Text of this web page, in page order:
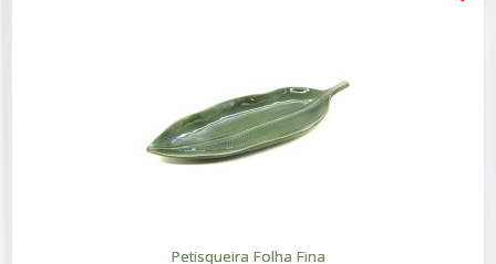
Petisqueira Folha Fina